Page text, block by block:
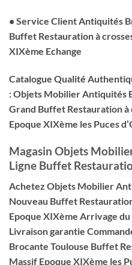
• Service Client Antiquités
Buffet Restauration à
XIXème Echange
Catalogue Qualité
: Objets Mobilier Antiquités
Grand Buffet Restauration
Epoque XIXème les Puces
Magasin Objets
Ligne Buffet
Achetez Objets Mobilier
Nouveau Buffet
Epoque XIXème Arrivage
Livraison garantie
Brocante Toulouse Buffet
Massif Epoque XIXème les